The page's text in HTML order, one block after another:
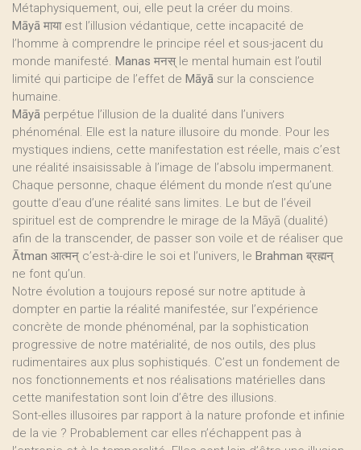
Métaphysiquement, oui, elle peut la créer du moins.
Māyā माया est l’illusion védantique, cette incapacité de
l’homme à comprendre le principe réel et sous-jacent du
monde manifesté. Manas मनस् le mental humain est l’outil
limité qui participe de l’effet de Māyā sur la conscience
humaine.
Māyā perpétue l’illusion de la dualité dans l’univers
phénoménal. Elle est la nature illusoire du monde. Pour les
mystiques indiens, cette manifestation est réelle, mais c’est
une réalité insaisissable à l’image de l’absolu impermanent.
Chaque personne, chaque élément du monde n’est qu’une
goutte d’eau d’une réalité sans limites. Le but de l’éveil
spirituel est de comprendre le mirage de la Māyā (dualité)
afin de la transcender, de passer son voile et de réaliser que
Ātman आत्मन् c’est-à-dire le soi et l’univers, le Brahman ब्रह्मन्
ne font qu’un.
Notre évolution a toujours reposé sur notre aptitude à
dompter en partie la réalité manifestée, sur l’expérience
concrète de monde phénoménal, par la sophistication
progressive de notre matérialité, de nos outils, des plus
rudimentaires aux plus sophistiqués. C’est un fondement de
nos fonctionnements et nos réalisations matérielles dans
cette manifestation sont loin d’être des illusions.
Sont-elles illusoires par rapport à la nature profonde et infinie
de la vie ? Probablement car elles n’échappent pas à